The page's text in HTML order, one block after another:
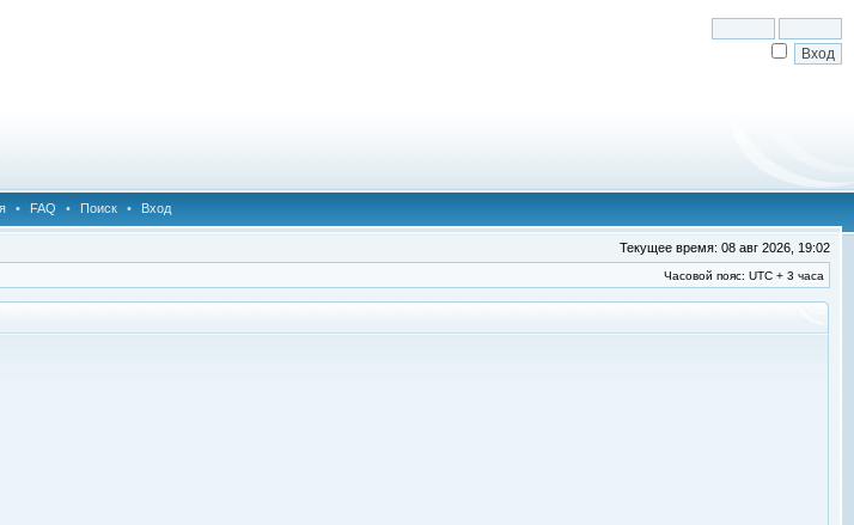
• FAQ • Поиск • Вход
Текущее время: 08 авг 2026, 19:02
Часовой пояс: UTC + 3 часа